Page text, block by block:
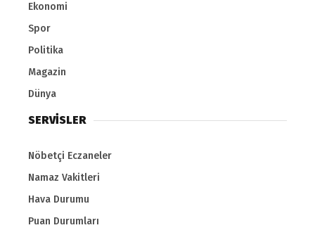
Ekonomi
Spor
Politika
Magazin
Dünya
SERVİSLER
Nöbetçi Eczaneler
Namaz Vakitleri
Hava Durumu
Puan Durumları